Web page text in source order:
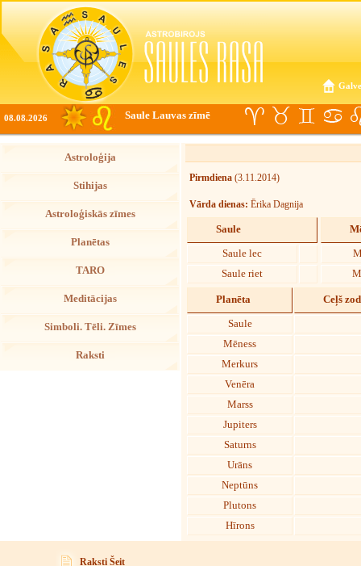
08.08.2026 Saule Lauvas zīmē
Astroloģija
Stihijas
Astroloģiskās zīmes
Planētas
TARO
Meditācijas
Simboli. Tēli. Zīmes
Raksti
Pirmdiena (3.11.2014)
Vārda dienas: Ērika Dagnija
Saule
Saule lec
Saule riet
Planēta Ceļš
Saule
Mēness
Merkurs
Venēra
Marss
Jupiters
Saturns
Urāns
Neptūns
Plutons
Hīrons
Raksti Šeit